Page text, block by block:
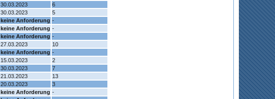
30.03.2023
6
30.03.2023
5
keine Anforderung -
keine Anforderung -
keine Anforderung -
27.03.2023
10
keine Anforderung -
15.03.2023
2
30.03.2023
7
21.03.2023
13
20.03.2023
3
keine Anforderung -